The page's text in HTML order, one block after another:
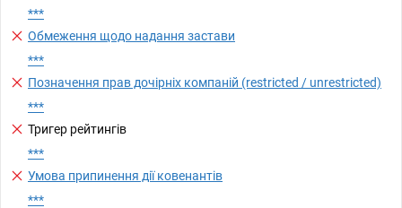
***
Обмеження щодо надання застави
***
Позначення прав дочірніх компаній (restricted / unrestricted)
***
Тригер рейтингів
***
Умова припинення дії ковенантів
***